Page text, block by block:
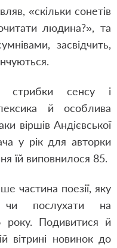
«скільки сонетів
людина?», та
засвідчить,
стрибки сенсу і
й особлива
віршів Андієвської
у рік для авторки
їй виповнилося 85.
частина поезії, яку
послухати на
року. Подивитися й
вітрині новинок до